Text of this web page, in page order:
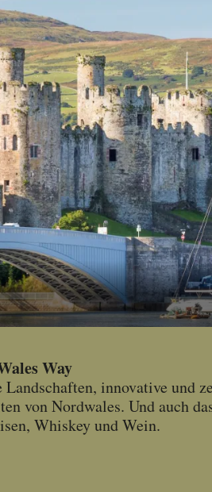
Way
innovative und
von Nordwales. Und auch
Whiskey und Wein.